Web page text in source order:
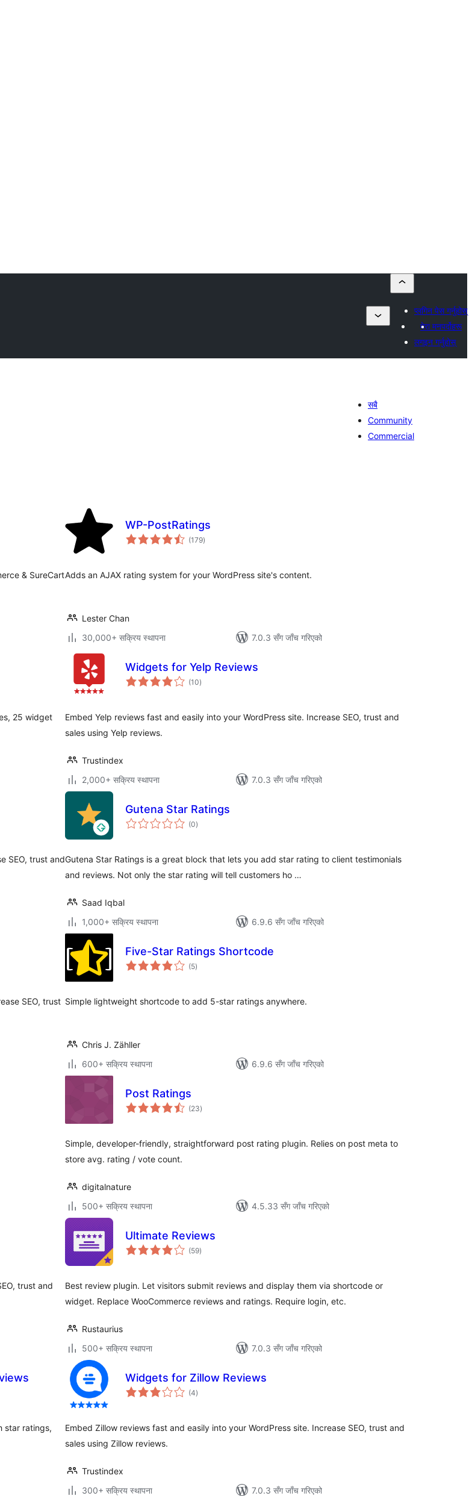
प्लगिन पेस गर्नुहोस्
मेरा मनपर्दोहरू
लगइन गर्नुहोस्
सबै
Community
Commercial
& SureCart
WP-PostRatings
(179कुल
रेटिङ्गहरू
)
Adds an AJAX rating system for your WordPress site's content.
Lester Chan
30,000+ सक्रिय स्थापना
7.0.3 सँग जाँच गरिएको
25 widget
Widgets for Yelp Reviews
(10कुल
रेटिङ्गहरू
)
Embed Yelp reviews fast and easily into your WordPress site. Increase SEO, trust and
sales using Yelp reviews.
Trustindex
2,000+ सक्रिय स्थापना
7.0.3 सँग जाँच गरिएको
SEO, trust and
Gutena Star Ratings
(0कुल
रेटिङ्गहरू
)
Gutena Star Ratings is a great block that lets you add star rating to client testimonials
and reviews. Not only the star rating will tell customers ho …
Saad Iqbal
1,000+ सक्रिय स्थापना
6.9.6 सँग जाँच गरिएको
SEO, trust
Five-Star Ratings Shortcode
(5कुल
रेटिङ्गहरू
)
Simple lightweight shortcode to add 5-star ratings anywhere.
Chris J. Zähller
600+ सक्रिय स्थापना
6.9.6 सँग जाँच गरिएको
Post Ratings
(23कुल
रेटिङ्गहरू
)
Simple, developer-friendly, straightforward post rating plugin. Relies on post meta to
store avg. rating / vote count.
digitalnature
500+ सक्रिय स्थापना
4.5.33 सँग जाँच गरिएको
trust and
Ultimate Reviews
(59कुल
रेटिङ्गहरू
)
Best review plugin. Let visitors submit reviews and display them via shortcode or
widget. Replace WooCommerce reviews and ratings. Require login, etc.
Rustaurius
500+ सक्रिय स्थापना
7.0.3 सँग जाँच गरिएको
star ratings,
Widgets for Zillow Reviews
(4कुल
रेटिङ्गहरू
)
Embed Zillow reviews fast and easily into your WordPress site. Increase SEO, trust and
sales using Zillow reviews.
Trustindex
300+ सक्रिय स्थापना
7.0.3 सँग जाँच गरिएको